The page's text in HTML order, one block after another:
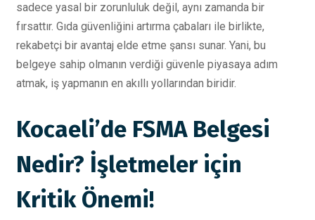
sadece yasal bir zorunluluk değil, aynı zamanda bir
fırsattır. Gıda güvenliğini artırma çabaları ile birlikte,
rekabetçi bir avantaj elde etme şansı sunar. Yani, bu
belgeye sahip olmanın verdiği güvenle piyasaya adım
atmak, iş yapmanın en akıllı yollarından biridir.
Kocaeli’de FSMA Belgesi
Nedir? İşletmeler için
Kritik Önemi!